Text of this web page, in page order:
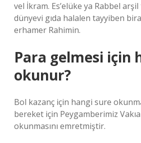
vel İkram. Es’elüke ya Rabbel
dünyevi gıda halalen tayyiben
erhamer Rahimin.
Para gelmesi için
okunur?
Bol kazanç için hangi sure
bereket için Peygamberimiz
okunmasını emretmiştir.